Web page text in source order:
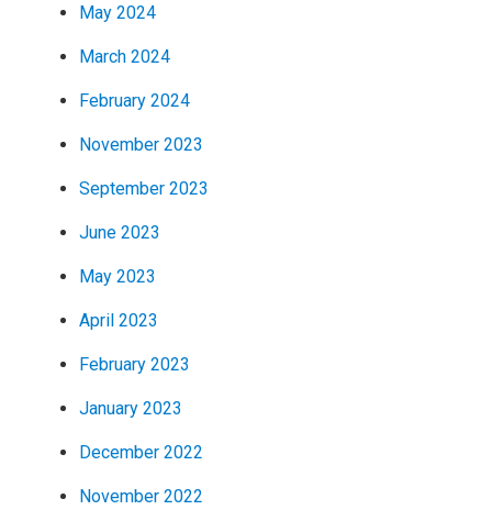
May 2024
March 2024
February 2024
November 2023
September 2023
June 2023
May 2023
April 2023
February 2023
January 2023
December 2022
November 2022